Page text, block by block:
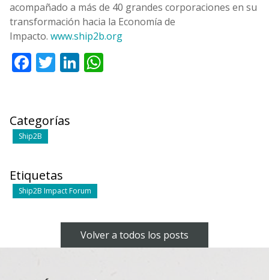
acompañado a más de 40 grandes corporaciones en su
transformación hacia la Economía de
Impacto. www.ship2b.org
Facebook
TwitterLinkedIn
Categorías
Ship2B
Etiquetas
Ship2B Impact Forum
Volver a todos los posts